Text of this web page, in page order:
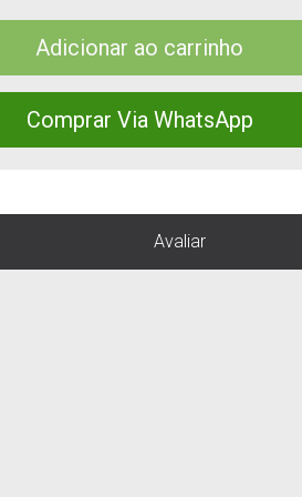
Adicionar ao carrinho
Comprar Via WhatsApp
Avaliar